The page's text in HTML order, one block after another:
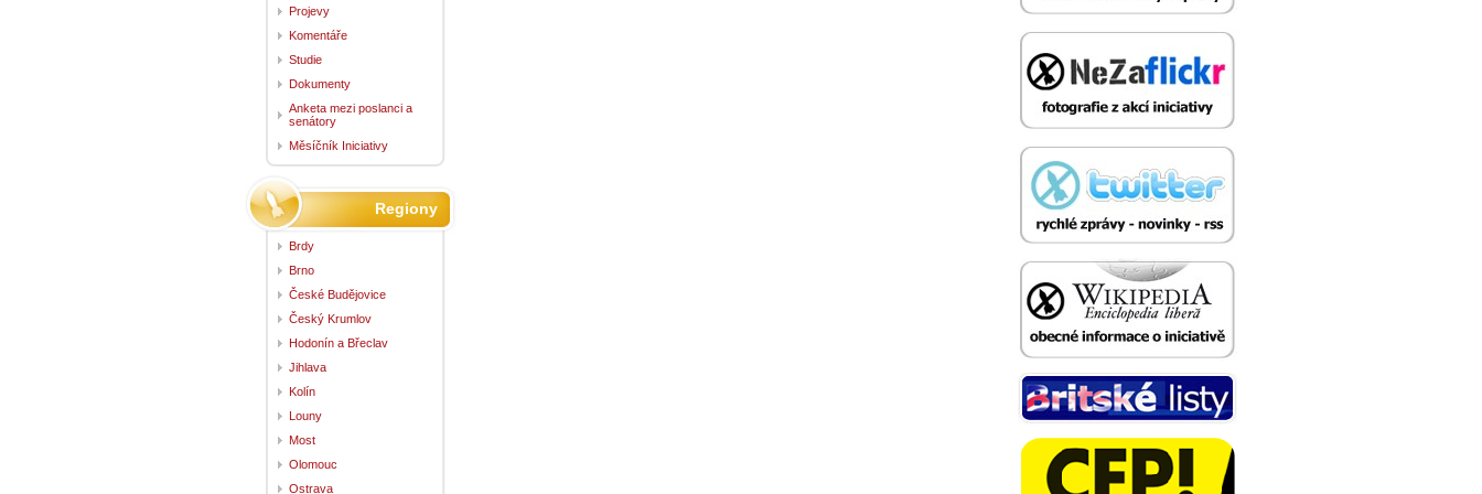
Projevy
Komentáře
Studie
Dokumenty
Anketa mezi poslanci a
senátory
Měsíčník Iniciativy
Regiony
Brdy
Brno
České Budějovice
Český Krumlov
Hodonín a Břeclav
Jihlava
Kolín
Louny
Most
Olomouc
Ostrava